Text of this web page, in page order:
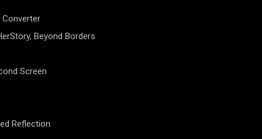
Converter
Beyond Borders
Screen
Reflection